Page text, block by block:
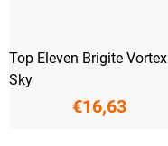
Top Eleven Brigite Vortex
Sky
€16,63